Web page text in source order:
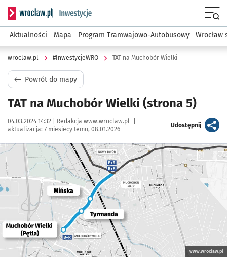
Serwis informacyjny wroclaw.pl podserwis:
Aktualności Mapa Program Tramwajowo-Autobusowy Wrocław
wroclaw.pl #InwestycjeWRO TAT na Muchobór Wielki
Powrót do mapy
TAT na Muchobór Wielki (strona 5)
Data publikacji:
04.03.2024 14:32 | Autor:
Redakcja www.wroclaw.pl
aktualizacja: 7 miesiecy temu, 08.01.2026
Udostępnijartykuł
Kliknij, aby powiększyć
www.wroclaw.pl